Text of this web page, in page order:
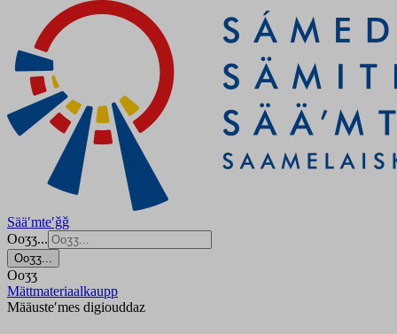
Sääʹmteʹǧǧ
Ooʒʒ...
Ooʒʒ...
Ooʒʒ
Mättmateriaalkaupp
Määusteʹmes digiouddaz